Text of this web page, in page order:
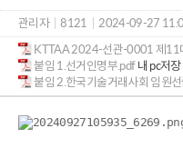
관리자 8121
2024-09-27
KTTAA 2024-선관-0001 제11
붙임 1.선거인명부.pdf내 pc저장
붙임 2.한국기술거래사회 임원